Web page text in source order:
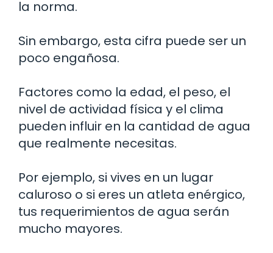
la norma.
Sin embargo, esta cifra puede ser un
poco engañosa.
Factores como la edad, el peso, el
nivel de actividad física y el clima
pueden influir en la cantidad de agua
que realmente necesitas.
Por ejemplo, si vives en un lugar
caluroso o si eres un atleta enérgico,
tus requerimientos de agua serán
mucho mayores.